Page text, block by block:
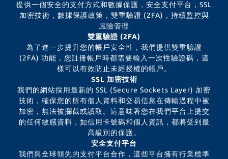
提供一個安全的支付方式和數據保護，安全支付平台，SSL
加密技術，數據保護政策，雙重驗證 (2FA)，持續監控與
風險管理
雙重驗證 (2FA)
為了進一步提升您的帳戶安全性，我們提供雙重驗證
(2FA) 功能，您註冊帳戶時都需要輸入一次性驗證碼，這
樣可以有效防止未經授權的帳戶。
SSL 加密技術
我們的網站採用最新的 SSL (Secure Sockets Layer) 加密
技術，確保您的所有個人資料和交易信息在傳輸過程中被
加密，無法被攔截或讀取。這意味著您在我們平台上提交
的任何敏感資料，如信用卡號碼和個人資訊，都將受到最
高級別的保護。
安全支付平台
我們與全球領先的支付平台合作，這些平台擁有行業標準